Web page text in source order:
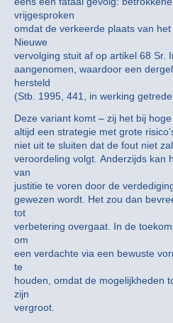
vrijgesproken
omdat de verkeerde plaats van het
Nieuwe
vervolging stuit af op artikel 68 Sr.
aangenomen, waardoor een
hersteld
(Stb. 1995, 441, in werking
Deze variant komt – zij het bij
altijd een strategie met grote
niet uit te sluiten dat de fout niet
veroordeling volgt. Anderzijds kan
van
justitie te voren door de
gewezen wordt. Het zou dan
tot
verbetering overgaat. In de
om
een verdachte via een bewuste
te
houden, omdat de mogelijkheden
zijn
vergroot.